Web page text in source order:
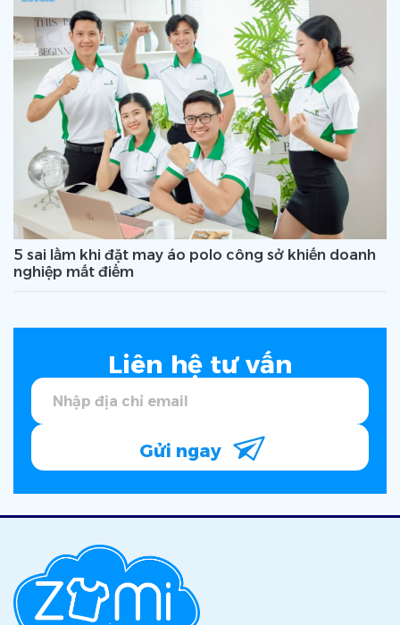
5 sai lầm khi đặt may áo polo công sở khiến doanh
nghiệp mất điểm
Liên hệ tư vấn
Gửi ngay